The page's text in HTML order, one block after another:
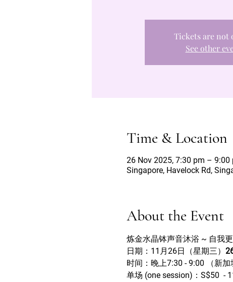
Tickets are not
See other
Time & Location
26 Nov 2025, 7:30 pm – 9:00
Singapore, Havelock Rd,
About the Event
炼金水晶钵声音沐浴 ~ 自我
日期：11月26日（星期三）
时间：晚上7:30 - 9:00 （新加
单场 (one session)：S$50  -